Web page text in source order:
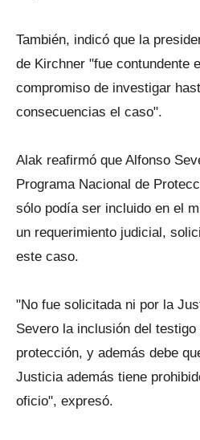
También, indicó que la
de Kirchner "fue contundente
compromiso de investigar
consecuencias el caso".
Alak reafirmó que Alfonso
Programa Nacional de
sólo podía ser incluido en el
un requerimiento judicial,
este caso.
"No fue solicitada ni por la
Severo la inclusión del
protección, y además debe
Justicia además tiene
oficio", expresó.